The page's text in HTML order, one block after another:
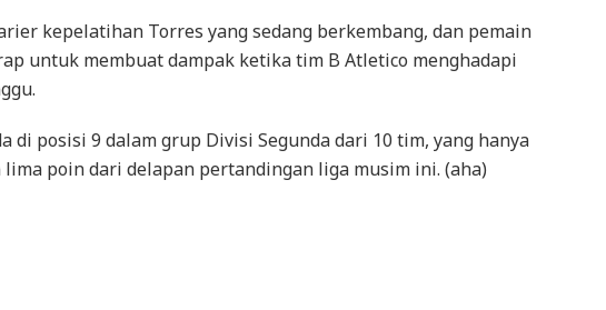
kepelatihan Torres yang sedang berkembang, dan pemain
untuk membuat dampak ketika tim B Atletico menghadapi
di posisi 9 dalam grup Divisi Segunda dari 10 tim, yang hanya
poin dari delapan pertandingan liga musim ini. (aha)